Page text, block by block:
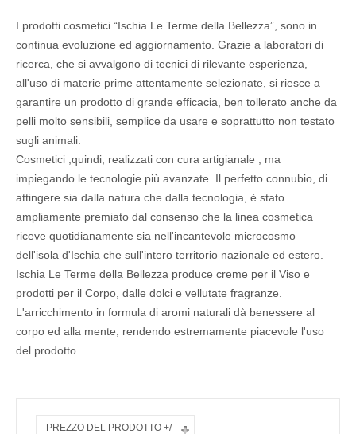
I prodotti cosmetici “Ischia Le Terme della Bellezza”, sono in
continua evoluzione ed aggiornamento. Grazie a laboratori di
ricerca, che si avvalgono di tecnici di rilevante esperienza,
all'uso di materie prime attentamente selezionate, si riesce a
garantire un prodotto di grande efficacia, ben tollerato anche da
pelli molto sensibili, semplice da usare e soprattutto non testato
sugli animali.
Cosmetici ,quindi, realizzati con cura artigianale , ma
impiegando le tecnologie più avanzate. Il perfetto connubio, di
attingere sia dalla natura che dalla tecnologia, è stato
ampliamente premiato dal consenso che la linea cosmetica
riceve quotidianamente sia nell'incantevole microcosmo
dell'isola d'Ischia che sull'intero territorio nazionale ed estero.
Ischia Le Terme della Bellezza produce creme per il Viso e
prodotti per il Corpo, dalle dolci e vellutate fragranze.
L'arricchimento in formula di aromi naturali dà benessere al
corpo ed alla mente, rendendo estremamente piacevole l'uso
del prodotto.
PREZZO DEL PRODOTTO +/-